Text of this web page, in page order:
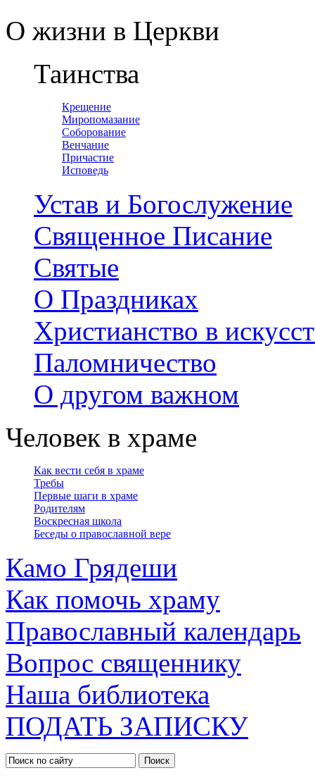
О жизни в Церкви
Таинства
Крещение
Миропомазание
Соборование
Венчание
Причастие
Исповедь
Устав и Богослужение
Священное Писание
Святые
О Праздниках
Христианство в
Паломничество
О другом важном
Человек в храме
Как вести себя в храме
Требы
Первые шаги в храме
Родителям
Воскресная школа
Беседы о православной вере
Камо Грядеши
Как помочь храму
Православный календарь
Вопрос священнику
Наша библиотека
ПОДАТЬ ЗАПИСКУ